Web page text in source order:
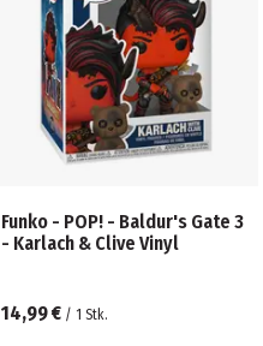
Funko - POP! - Baldur's Gate 3
- Karlach & Clive Vinyl
14,99 € / 1 Stk.